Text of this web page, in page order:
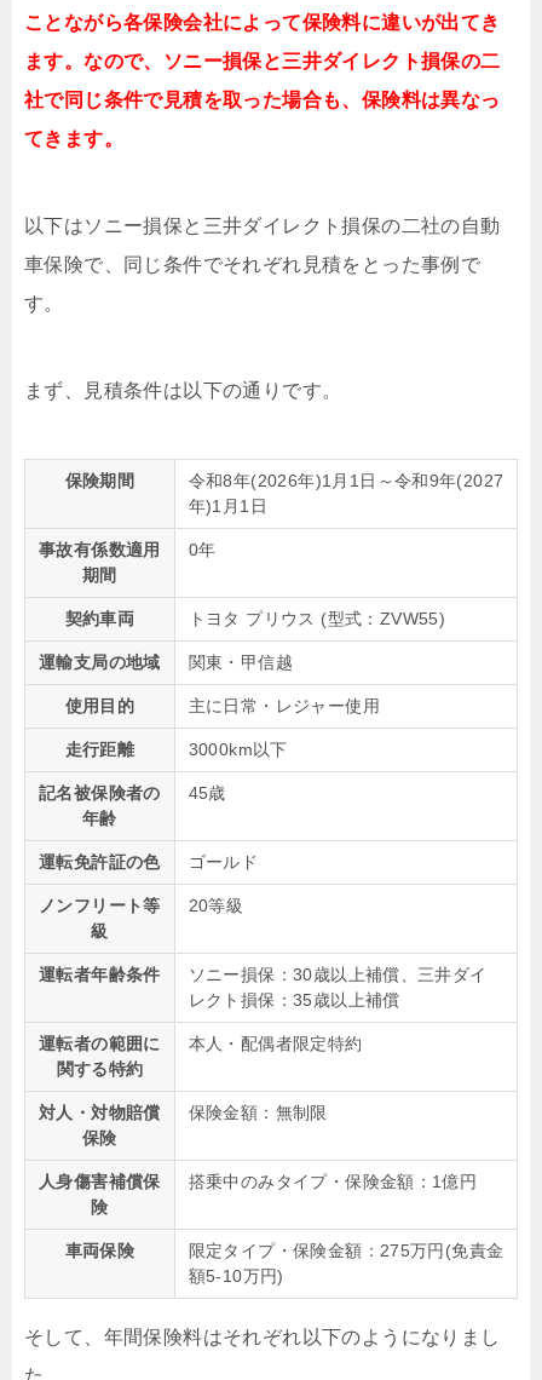
ことながら各保険会社によって保険料に違いが出てき
ます。なので、ソニー損保と三井ダイレクト損保の二
社で同じ条件で見積を取った場合も、保険料は異なっ
てきます。
以下はソニー損保と三井ダイレクト損保の二社の自動
車保険で、同じ条件でそれぞれ見積をとった事例で
す。
まず、見積条件は以下の通りです。
保険期間
令和8年(2026年)1月1日～令和9年(2027
年)1月1日
事故有係数適用
期間
0年
契約車両 トヨタ プリウス (型式： ZVW55)
運輸支局の地域 関東・甲信越
使用目的 主に日常・レジャー使用
走行距離 3000km以下
記名被保険者の
年齢
45歳
運転免許証の色 ゴールド
ノンフリート等
級
20等級
運転者年齢条件
ソニー損保：30歳以上補償、三井ダイ
レクト損保：35歳以上補償
運転者の範囲に
関する特約
本人・配偶者限定特約
対人・対物賠償
保険
保険金額：無制限
人身傷害補償保
険
搭乗中のみタイプ・保険金額：1億円
車両保険
限定タイプ・保険金額：275万円(免責金
額5-10万円)
そして、年間保険料はそれぞれ以下のようになりまし
た。